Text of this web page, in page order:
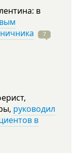
в
7
руководил
в